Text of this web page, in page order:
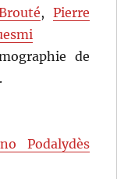
, Pierre
de
Podalydès